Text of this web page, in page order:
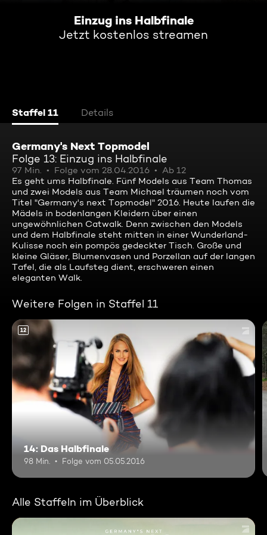
Einzug ins Halbfinale
Jetzt kostenlos streamen
Staffel 11 Details
Germany's Next Topmodel
Folge 13: Einzug ins Halbfinale
97 Min. Folge vom 28.04.2016
Ab 12
Es geht ums Halbfinale. Fünf Models aus Team Thomas
und zwei Models aus Team Michael träumen noch vom
Titel "Germany's next Topmodel" 2016. Heute laufen die
Mädels in bodenlangen Kleidern über einen
ungewöhnlichen Catwalk. Denn zwischen den Models
und dem Halbfinale steht mitten in einer Wunderland-
Kulisse noch ein pompös gedeckter Tisch. Große und
kleine Gläser, Blumenvasen und Porzellan auf der langen
Tafel, die als Laufsteg dient, erschweren einen
eleganten Walk.
Weitere Folgen in Staffel 11
12
14: Das Halbfinale
98 Min. Folge vom 05.05.2016
Alle Staffeln im Überblick